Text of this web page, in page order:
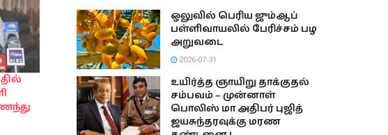
ஒலுவில் பெரிய ஜும்ஆப்
பள்ளிவாயலில் பேரிச்சம் பழ
அறுவடை
2026-07-31
உயிர்த்த ஞாயிறு தாக்குதல்
சம்பவம் – முன்னாள்
பொலிஸ் மா அதிபர் புஜித்
ஜயசுந்தரவுக்கு மரண